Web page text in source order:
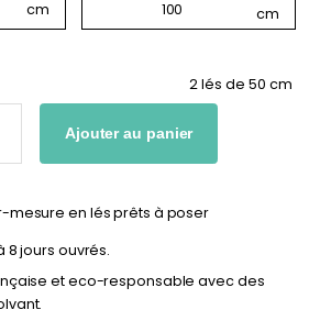
2 lés de 50 cm
Ajouter au panier
mesure en lés prêts à poser
8 jours ouvrés.
et eco-responsable avec des